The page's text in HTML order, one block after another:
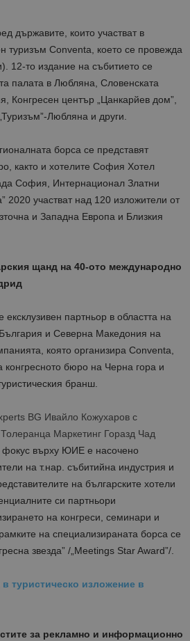
държавите, които участват в
туризъм Conventa, което се провежда
12-то издание на събитието се
палата в Любляна, Словенската
Конгресен център „Цанкарйев дом”,
Любляна и други.
борса се представят
както и хотелите София Хотел
София, Интернационал Златни
2020 участват над 120 изложители от
и Западна Европа и Близкия
щанд на 40-ото международно
партньор в областта на
и Северна Македония на
която организира Conventa,
конгресното бюро на Черна гора и
бранш.
BG Ивайло Кожухаров с
Маркетинг Горазд Чад
фокус върху ЮИЕ е насочено
на т.нар. събитийна индустрия и
на българските хотели
си партньори
на конгреси, семинари и
на специализираната борса се
звезда” /„Meetings Star Award”/.
туристическо изложение в
за рекламно и информационно